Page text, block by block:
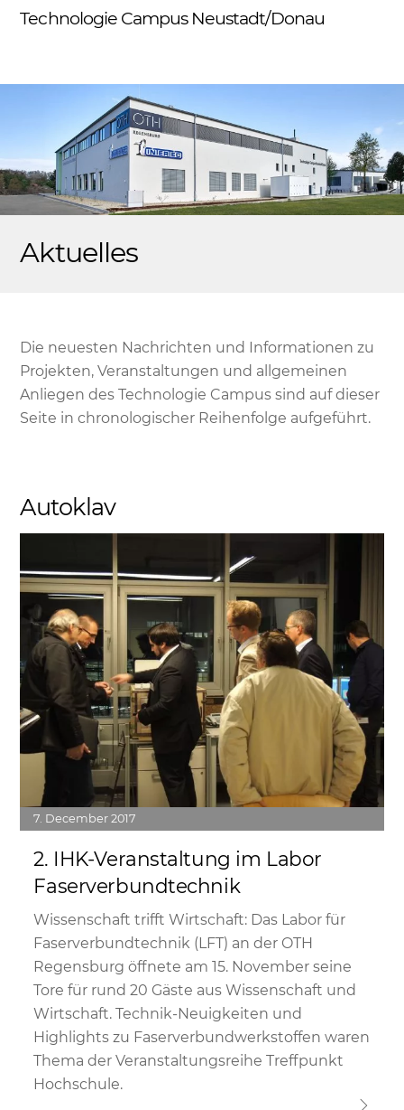
SkipTechnologie Campus Neustadt/Donau
Aktuelles
Die neuesten Nachrichten und Informationen zu
Projekten, Veranstaltungen und allgemeinen
Anliegen des Technologie Campus sind auf dieser
Seite in chronologischer Reihenfolge aufgeführt.
Autoklav
7 December 2017
2. IHK-Veranstaltung im Labor
Faserverbundtechnik
Wissenschaft trifft Wirtschaft: Das Labor für
Faserverbundtechnik (LFT) an der OTH
Regensburg öffnete am 15. November seine
Tore für rund 20 Gäste aus Wissenschaft und
Wirtschaft. Technik-Neuigkeiten und
Highlights zu Faserverbundwerkstoffen waren
Thema der Veranstaltungsreihe Treffpunkt
Hochschule.